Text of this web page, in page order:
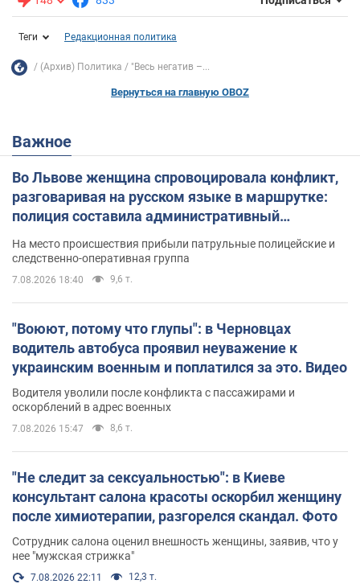
Теги Редакционная политика
(Архив) Политика "Весь негатив –...
Вернуться на главную OBOZ
Важное
Во Львове женщина спровоцировала конфликт,
разговаривая на русском языке в маршрутке:
полиция составила административный
На место происшествия прибыли патрульные полицейские и
следственно-оперативная группа
7.08.2026 18:40 9,6 т.
"Воюют, потому что глупы": в Черновцах
водитель автобуса проявил неуважение к
украинским военным и поплатился за это. Видео
Водителя уволили после конфликта с пассажирами и
оскорблений в адрес военных
7.08.2026 15:47 8,6 т.
"Не следит за сексуальностью": в Киеве
консультант салона красоты оскорбил женщину
после химиотерапии, разгорелся скандал. Фото
Сотрудник салона оценил внешность женщины, заявив, что у
нее "мужская стрижка"
7.08.2026 22:11 12,3 т.